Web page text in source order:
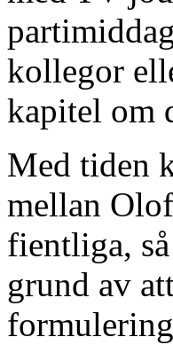
kollegor
kapitel om
Med tiden
mellan
fientliga,
grund av